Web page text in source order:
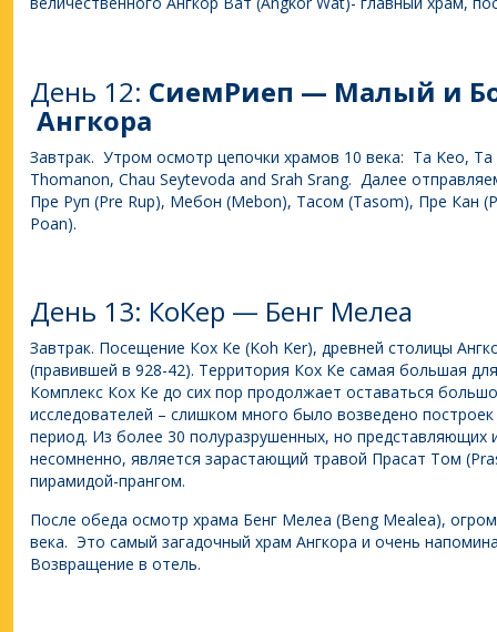
День 12: СиемРиеп — Малый и
Ангкора
Завтрак. Утром осмотр цепочки храмов 10 века: Ta Keo,
Thomanon, Chau Seytevoda and Srah Srang. Далее
Пре Руп (Pre Rup), Мебон (Mebon), Тасом (Tasom), Пре Кан
Poan).
День 13: КоКер — Бенг Мелеа
Завтрак. Посещение Кох Ке (Koh Ker), древней столицы
(правившей в 928-42). Территория Кох Ке самая большая
Комплекс Кох Ке до сих пор продолжает оставаться
исследователей – слишком много было возведено
период. Из более 30 полуразрушенных, но представляющих
несомненно, является зарастающий травой Прасат Том
пирамидой-прангом.
После обеда осмотр храма Бенг Мелеа (Beng Mealea),
века. Это самый загадочный храм Ангкора и очень
Возвращение в отель.